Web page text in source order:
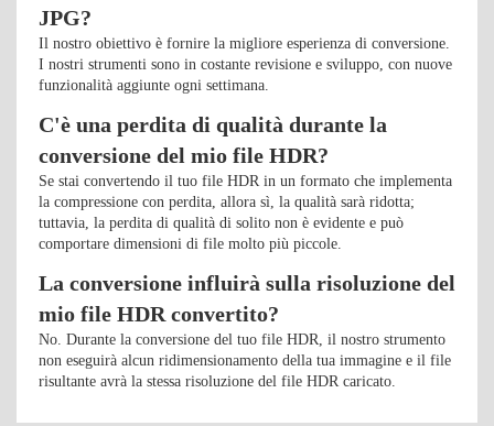
JPG?
Il nostro obiettivo è fornire la migliore esperienza di conversione.
I nostri strumenti sono in costante revisione e sviluppo, con nuove
funzionalità aggiunte ogni settimana.
C'è una perdita di qualità durante la
conversione del mio file HDR?
Se stai convertendo il tuo file HDR in un formato che implementa
la compressione con perdita, allora sì, la qualità sarà ridotta;
tuttavia, la perdita di qualità di solito non è evidente e può
comportare dimensioni di file molto più piccole.
La conversione influirà sulla risoluzione del
mio file HDR convertito?
No. Durante la conversione del tuo file HDR, il nostro strumento
non eseguirà alcun ridimensionamento della tua immagine e il file
risultante avrà la stessa risoluzione del file HDR caricato.